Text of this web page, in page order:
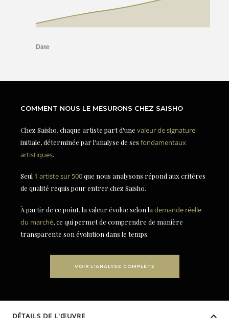
COMMENT NOUS LE MESURONS CHEZ SAISHO
Chez Saisho, chaque artiste part d'une valeur de signature
initiale, déterminée par l'analyse de ses fondamentaux
artistiques.
Seul 1 artiste sur 500que nous analysons répond aux critères
de qualité requis pour entrer chez Saisho.
À partir de ce point, la valeur évolue selon la demande réelle
du marché, ce qui permet de comprendre de manière
transparente son évolution dans le temps.
VOIR L'ANALYSE COMPLÈTE
DÉTAILS DE L'ŒUVRE